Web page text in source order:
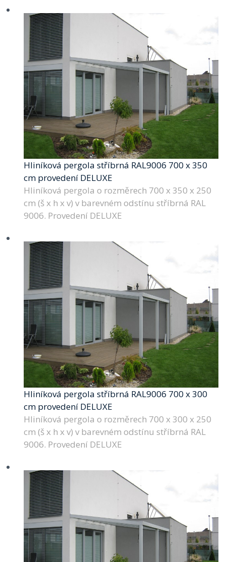
Hliníková pergola stříbrná RAL9006 700 x 350
cm provedení DELUXE
Hliníková pergola o rozměrech 700 x 350 x 250
cm (š x h x v) v barevném odstínu stříbrná RAL
9006. Provedení DELUXE
Hliníková pergola stříbrná RAL9006 700 x 300
cm provedení DELUXE
Hliníková pergola o rozměrech 700 x 300 x 250
cm (š x h x v) v barevném odstínu stříbrná RAL
9006. Provedení DELUXE